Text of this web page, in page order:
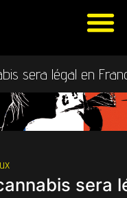
sera légal en
sera